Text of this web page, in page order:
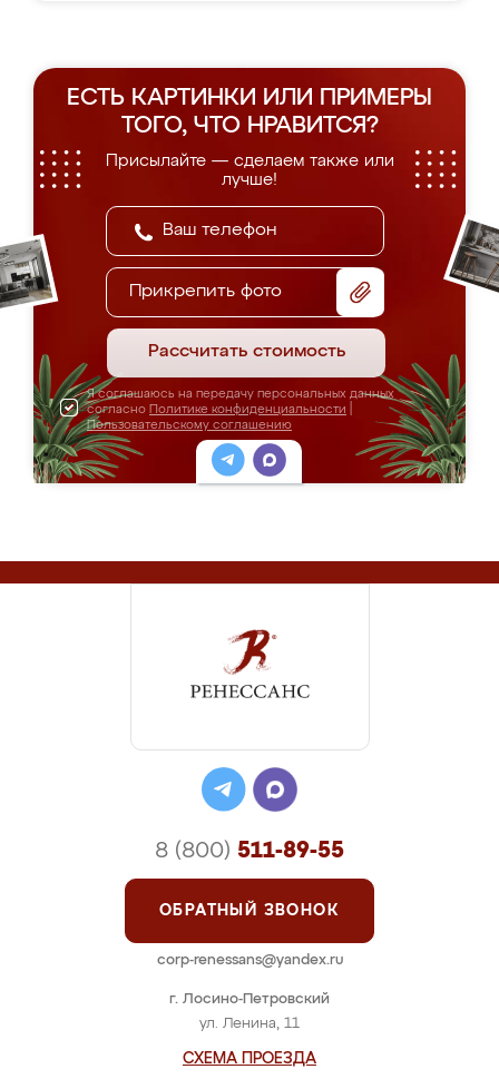
ЕСТЬ КАРТИНКИ ИЛИ ПРИМЕРЫ
ТОГО, ЧТО НРАВИТСЯ?
Присылайте — сделаем также или
лучше!
Прикрепить фото
Рассчитать стоимость
Я соглашаюсь на передачу персональных данных
согласно Политике конфиденциальности
Пользовательскому соглашению
г. Лосино-Петровский
ул. Ленина, 11
СХЕМА ПРОЕЗДА
8 (800) 511-89-55
ОБРАТНЫЙ ЗВОНОК
corp-renessans@yandex.ru